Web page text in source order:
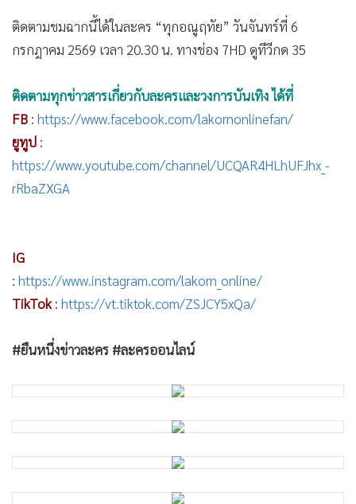
ติดตามชมฉากนี้ได้ในละคร “ทุกอณูฤทัย” วันจันทร์ที่ 6
กรกฎาคม 2569 เวลา 20.30 น. ทางช่อง 7HD ดูทีวีกด 35
ติดตามทุกข่าวสารเกี่ยวกับละครและวงการบันเทิง ได้ที่
FB : https://www.facebook.com/lakornonlinefan/
ยูทูป :
https://www.youtube.com/channel/UCQAR4HLhUFJhx_-
rRbaZXGA
IG
: https://www.instagram.com/lakorn_online/
TikTok: https://vt.tiktok.com/ZSJCY5xQa/
#ยืนหนึ่งข่าวละคร #ละครออนไลน์